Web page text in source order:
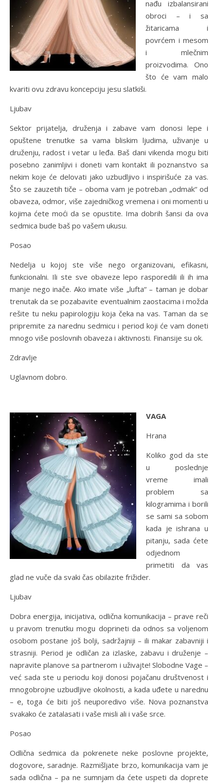
nađu izbalansirani
obroci – i sa
žitaricama i
povrćem i mesom
i mlečnim
proizvodima. Ono
što će vam malo
kvariti ovu zdravu koncepciju jesu slatkiši.
Ljubav
Sektor prijatelja, druženja i zabave vam donosi lepe i
opuštene trenutke sa vama bliskim ljudima, uživanje u
druženju, radost i vetar u leđa. Baš dani vikenda mogu biti
posebno zanimljivi i doneti vam kontakt ili poznanstvo sa
nekim koje će delovati jako uzbudljivo i inspirišuće za vas.
Što se zauzetih tiče – oboma vam je potreban „odmak“ od
obaveza, odmor, više zajedničkog vremena i oni momenti u
kojima ćete moći da se opustite. Ima dobrih šansi da ova
sedmica bude baš po vašem ukusu.
Posao
Nedelja u kojoj ste više nego organizovani, efikasni,
funkcionalni. Ili ste sve obaveze lepo rasporedili ili ih ima
manje nego inače. Ako imate više „lufta“ – taman je dobar
trenutak da se pozabavite eventualnim zaostacima i možda
rešite tu neku papirologiju koja čeka na vas. Taman da se
pripremite za narednu sedmicu i period koji će vam doneti
mnogo više poslovnih obaveza i aktivnosti. Finansije su ok.
Zdravlje
Uglavnom dobro.
VAGA
Hrana
Koliko god da ste
u poslednje
vreme imali
problem sa
kilogramima i borili
se sami sa sobom
kada je ishrana u
pitanju, sada ćete
odjednom
primetiti da vas
glad ne vuče da svaki čas obilazite frižider.
Ljubav
Dobra energija, inicijativa, odlična komunikacija – prave reči
u pravom trenutku mogu doprineti da odnos sa voljenom
osobom postane još bolji, sadržajniji – ili makar zabavniji i
strasniji. Period je odličan za izlaske, zabavu i druženje –
napravite planove sa partnerom i uživajte! Slobodne Vage –
već sada ste u periodu koji donosi pojačanu društvenost i
mnogobrojne uzbudljive okolnosti, a kada uđete u narednu
– e, toga će biti još neuporedivo više. Nova poznanstva
svakako će zatalasati i vaše misli ali i vaše srce.
Posao
Odlična sedmica da pokrenete neke poslovne projekte,
dogovore, saradnje. Razmišljate brzo, komunikacija vam je
sada odlična – pa ne sumnjam da ćete uspeti da doprete